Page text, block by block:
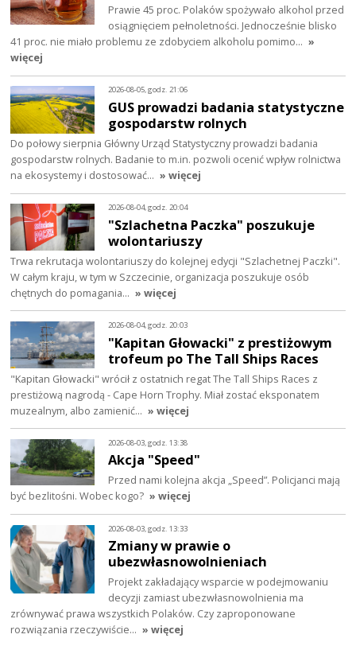
Prawie 45 proc. Polaków spożywało alkohol przed
osiągnięciem pełnoletności. Jednocześnie blisko
41 proc. nie miało problemu ze zdobyciem alkoholu pomimo… »
więcej
2026-08-05, godz. 21:06
GUS prowadzi badania statystyczne
gospodarstw rolnych
Do połowy sierpnia Główny Urząd Statystyczny prowadzi badania
gospodarstw rolnych. Badanie to m.in. pozwoli ocenić wpływ rolnictwa
na ekosystemy i dostosować… » więcej
2026-08-04, godz. 20:04
"Szlachetna Paczka" poszukuje
wolontariuszy
Trwa rekrutacja wolontariuszy do kolejnej edycji "Szlachetnej Paczki".
W całym kraju, w tym w Szczecinie, organizacja poszukuje osób
chętnych do pomagania… » więcej
2026-08-04, godz. 20:03
"Kapitan Głowacki" z prestiżowym
trofeum po The Tall Ships Races
"Kapitan Głowacki" wrócił z ostatnich regat The Tall Ships Races z
prestiżową nagrodą - Cape Horn Trophy. Miał zostać eksponatem
muzealnym, albo zamienić… » więcej
2026-08-03, godz. 13:38
Akcja "Speed"
Przed nami kolejna akcja „Speed”. Policjanci mają
być bezlitośni. Wobec kogo? » więcej
2026-08-03, godz. 13:33
Zmiany w prawie o
ubezwłasnowolnieniach
Projekt zakładający wsparcie w podejmowaniu
decyzji zamiast ubezwłasnowolnienia ma
zrównywać prawa wszystkich Polaków. Czy zaproponowane
rozwiązania rzeczywiście… » więcej